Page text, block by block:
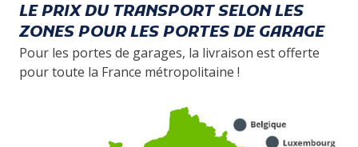
LE PRIX DU TRANSPORT SELON LES
ZONES POUR LES PORTES DE GARAGE
Pour les portes de garages, la livraison est offerte
pour toute la France métropolitaine !